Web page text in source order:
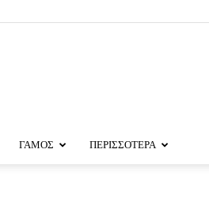
ΓΑΜΟΣ ΠΕΡΙΣΣΟΤΕΡΑ